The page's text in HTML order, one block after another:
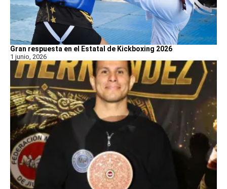
Gran respuesta en el Estatal de Kickboxing 2026
1 junio, 2026